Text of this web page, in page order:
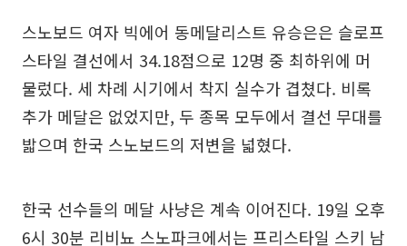
스노보드 여자 빅에어 동메달리스트 유승은은 슬로프
스타일 결선에서 34.18점으로 12명 중 최하위에 머
물렀다. 세 차례 시기에서 착지 실수가 겹쳤다. 비록
추가 메달은 없었지만, 두 종목 모두에서 결선 무대를
밟으며 한국 스노보드의 저변을 넓혔다.
한국 선수들의 메달 사냥은 계속 이어진다. 19일 오후
6시 30분 리비뇨 스노파크에서는 프리스타일 스키 남